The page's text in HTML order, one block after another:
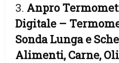
3. Anpro
Digitale –
Sonda Lunga e
Alimenti, Carne,